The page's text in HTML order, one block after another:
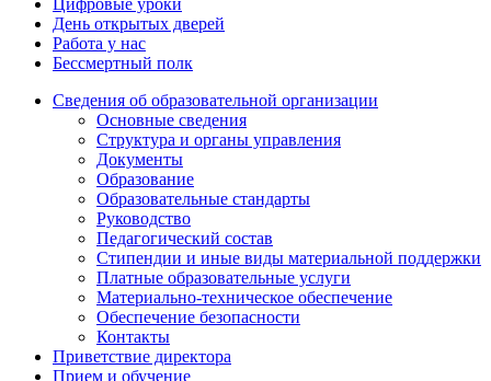
День открытых дверей
Работа у нас
Бессмертный полк
Сведения об образовательной организации
Основные сведения
Структура и органы управления
Документы
Образование
Образовательные стандарты
Руководство
Педагогический состав
Стипендии и иные виды материальной поддержки
Платные образовательные услуги
Материально-техническое обеспечение
Обеспечение безопасности
Контакты
Приветствие директора
Прием и обучение